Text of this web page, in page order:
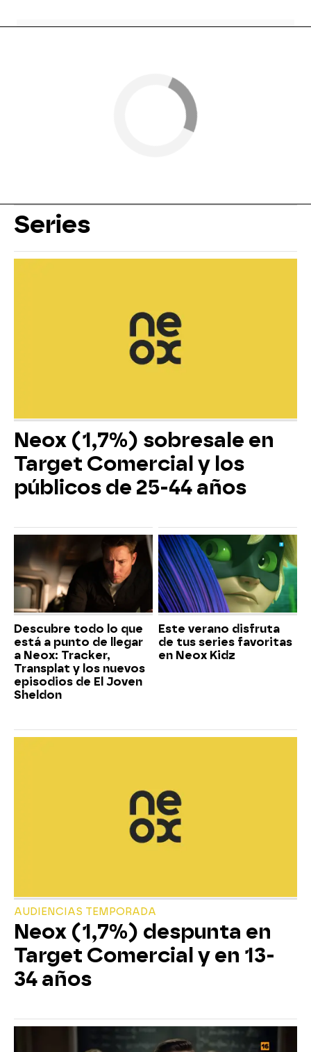
Series
Neox (1,7%) sobresale en
Target Comercial y los
públicos de 25-44 años
Descubre todo lo que
está a punto de llegar
a Neox: Tracker,
Transplat y los nuevos
episodios de El Joven
Sheldon
Este verano disfruta
de tus series favoritas
en Neox Kidz
AUDIENCIAS TEMPORADA
Neox (1,7%) despunta en
Target Comercial y en 13-
34 años